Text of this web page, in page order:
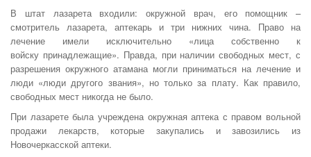
В штат лазарета входили: окружной врач, его помощник –
смотритель лазарета, аптекарь и три нижних чина. Право на
лечение имели исключительно «лица собственно к
войску принадлежащие». Правда, при наличии свободных мест, с
разрешения окружного атамана могли приниматься на лечение и
люди «люди другого звания», но только за плату. Как правило,
свободных мест никогда не было.
При лазарете была учреждена окружная аптека с правом вольной
продажи лекарств, которые закупались и завозились из
Новочеркасской аптеки.